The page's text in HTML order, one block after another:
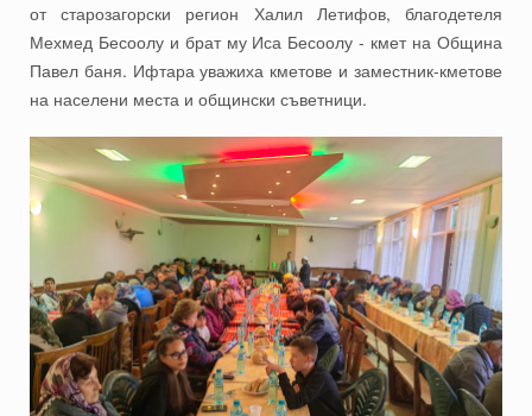
от старозагорски регион Халил Летифов, благодетеля
Мехмед Бесоолу и брат му Иса Бесоолу - кмет на Община
Павел баня. Ифтара уважиха кметове и заместник-кметове
на населени места и общински съветници.